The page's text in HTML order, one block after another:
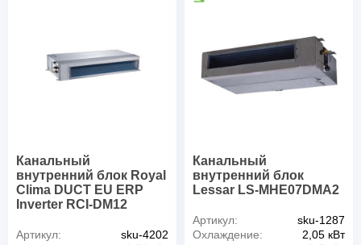
Канальный
внутренний блок Royal
Clima DUCT EU ERP
Inverter RCI-DM12
Артикул:
sku-4202
Канальный
внутренний блок
Lessar LS-MHE07DMA2
Артикул:
sku-1287
Охлаждение:
2,05 кВт